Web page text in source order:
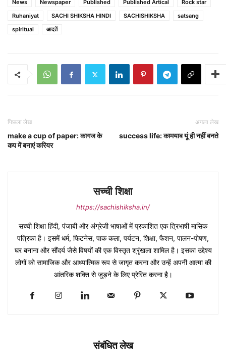
News Newspaper Published Published Artical
Rock star
Ruhaniyat
SACHI SHIKSHA HINDI SACHISHIKSHA
satsang
spiritual
आदतें
पिछला लेख
make a cup of paper: कागज के
कप में बनाएं करियर
अगला लेख
success life: कामयाब यूं ही नहीं बनते
सच्ची शिक्षा
https://sachishiksha.in/
सच्ची शिक्षा हिंदी, पंजाबी और अंग्रेजी भाषाओं में प्रकाशित एक त्रिभाषी मासिक
पत्रिका है। इसमें धर्म, फिटनेस, पाक कला, पर्यटन, शिक्षा, फैशन, पालन-पोषण,
घर बनाना और सौंदर्य जैसे विषयों की एक विस्तृत श्रृंखला शामिल है। इसका उद्देश्य
लोगों को सामाजिक और आध्यात्मिक रूप से जागृत करना और उन्हें अपनी आत्मा की
आंतरिक शक्ति से जुड़ने के लिए प्रेरित करना है।
संबंधित लेख